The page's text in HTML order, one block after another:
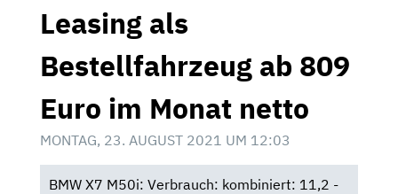
Leasing als
Bestellfahrzeug ab 809
Euro im Monat netto
MONTAG, 23. AUGUST 2021 UM 12:03
BMW X7 M50i: Verbrauch: kombiniert: 11,2 -